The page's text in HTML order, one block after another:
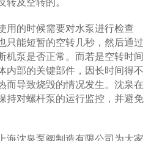
转及空转的。
的时候需要对水泵进行检查
只能短暂的空转几秒，然后通过
机泵是否正常。而若是空转时间
内部的关键部件，因长时间得不
而导致烧毁的情况发生。沈泉在
持对螺杆泵的运行监控，并避免